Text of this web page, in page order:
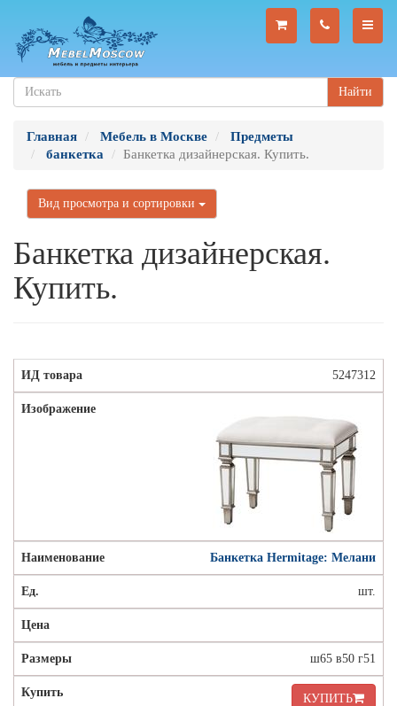
Найти
Главная Мебель в Москве
Предметы
банкетка
Банкетка дизайнерская. Купить.
Вид просмотра и сортировки
Банкетка дизайнерская.
Купить.
5247312
Банкетка Hermitage: Мелани
шт.
ш65 в50 г51
КУПИТЬ